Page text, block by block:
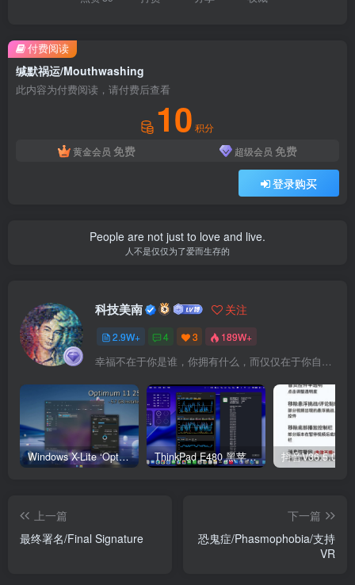
缄默祸运/Mouthwashing
此内容为付费阅读，请付费后查看
10 积分
黄金会员 免费 超级会员 免费
登录购买
付费阅读
People are not just to love and live.
人不是仅仅为了爱而生存的
科技美南 关注
2.9W+ 4 3 189W+
幸福不在于你是谁，你拥有什么，而仅仅在于你自己怎么看待
Windows X-Lite ‘Optimum 11’ 25H2 Pro v2 ThinkPad E480 黑苹果完美Tahoe的EFI分享（2026.03.01更新） 抖音V36.5.0 内
上一篇
最终署名/Final Signature
下一篇
恐鬼症/Phasmophobia/支持
VR